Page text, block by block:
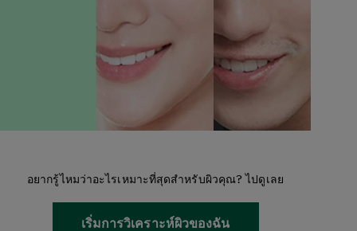
อยากรู้ไหมว่าอะไรเหมาะที่สุดสำหรับผิวคุณ? ไปดูเลย
เริ่มการวิเคราะห์ผิวของฉัน